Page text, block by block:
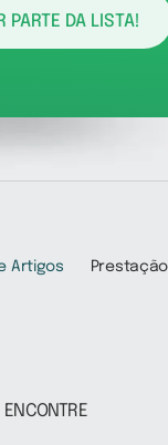
PARTE DA LISTA!
Artigos
ENCONTRE